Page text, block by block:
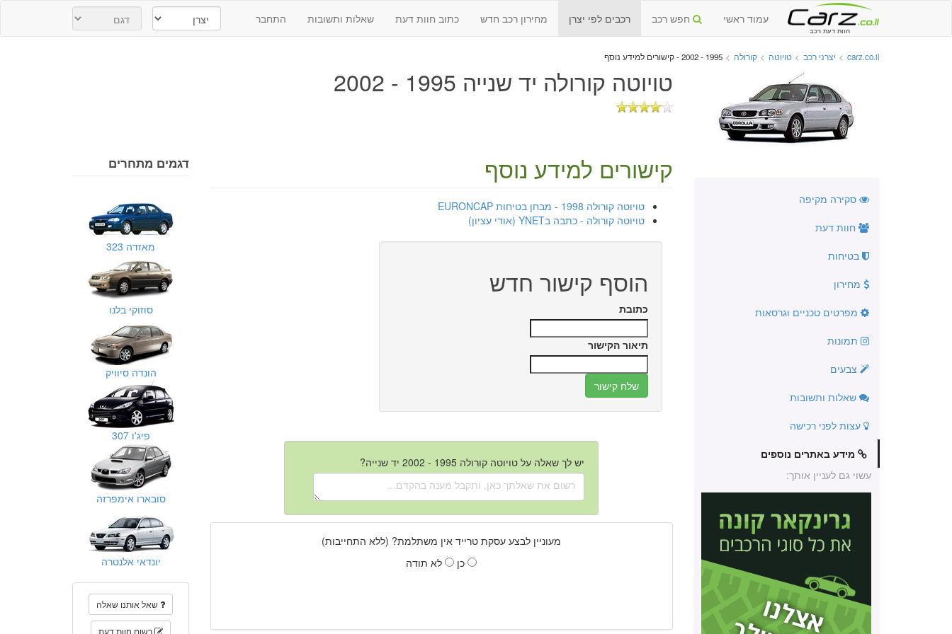
חוות דעת רכב
עמוד ראשי חפש רכב רכבים לפי יצרן מחירון רכב חדש כתוב חוות דעת שאלות ותשובות התחבר
carz.co.il
> יצרני רכב > טויוטה > קורולה > 1995 - 2002 - קישורים למידע נוסף
טויוטה קורולה יד שנייה 1995 - 2002
סקירה מקיפה
חוות דעת
בטיחות
מחירון
מפרטים טכניים וגרסאות
תמונות
צבעים
שאלות ותשובות
עצות לפני רכישה
מידע באתרים נוספים
עשוי גם לעניין אותך:
קישורים למידע נוסף
טויוטה קורולה 1998 - מבחן בטיחות EURONCAP
טויוטה קורולה - כתבה בYNET (אודי עציון)
הוסף קישור חדש
כתובת
תיאור הקישור
יש לך שאלה על טויוטה קורולה 1995 - 2002 יד שנייה?
מעוניין לבצע עסקת טרייד אין משתלמת? (ללא התחייבות)
כן
לא תודה
דגמים מתחרים
מאזדה 323
סוזוקי בלנו
הונדה סיוויק
פיג'ו 307
סובארו אימפרזה
יונדאי אלנטרה
שאל אותנו שאלה
רשום חוות דעת